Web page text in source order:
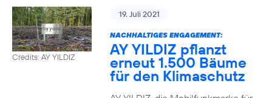
Credits: AY YILDIZ
19. Juli 2021
NACHHALTIGES ENGAGEMENT:
AY YILDIZ pflanzt
erneut 1.500 Bäume
für den Klimaschutz